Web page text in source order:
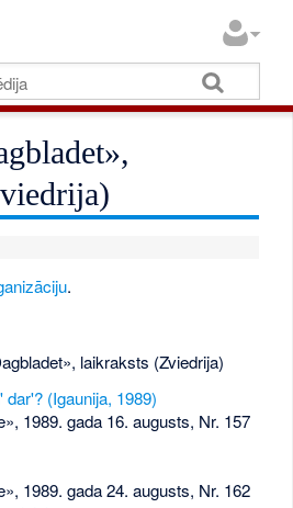
.
laikraksts (Zviedrija)
(Igaunija, 1989)
1989. gada 16. augusts, Nr. 157
1989. gada 24. augusts, Nr. 162